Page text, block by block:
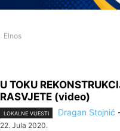
Elnos
U TOKU
RASVJETE (video)
LOKALNE VIJESTI Dragan Stojnić
22. Jula 2020.